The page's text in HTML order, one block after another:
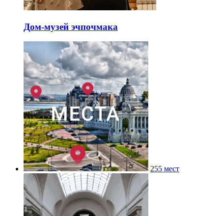
Дом-музей эчпочмака
255 мест